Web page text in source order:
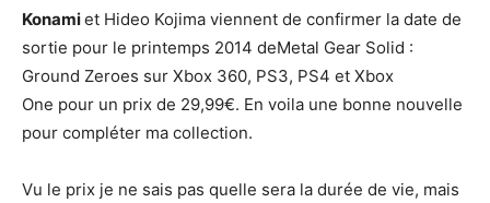
Konamiet Hideo Kojima viennent de confirmer la date de
sortie pour le printemps 2014 deMetal Gear Solid :
Ground Zeroes sur Xbox 360, PS3, PS4 et Xbox
One pour un prix de 29,99€. En voila une bonne nouvelle
pour compléter ma collection.
Vu le prix je ne sais pas quelle sera la durée de vie, mais